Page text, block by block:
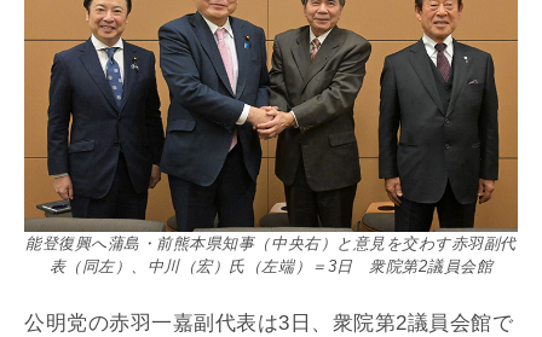
能登復興へ蒲島・前熊本県知事（中央右）と意見を交わす赤羽副代
表（同左）、中川（宏）氏（左端）＝3日 衆院第2議員会館
公明党の赤羽一嘉副代表は3日、衆院第2議員会館で